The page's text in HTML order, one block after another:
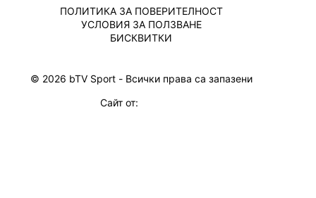
© 2026 bTV Sport - Всички права са запазени
ПОЛИТИКА ЗА ПОВЕРИТЕЛНОСТ
УСЛОВИЯ ЗА ПОЛЗВАНЕ
БИСКВИТКИ
Сайт от: